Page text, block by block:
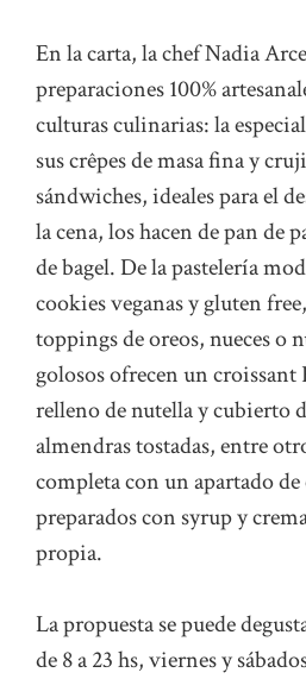
En la carta, la chef Nadia
preparaciones 100%
culturas culinarias: la
sus crêpes de masa fina y
sándwiches, ideales para el
la cena, los hacen de pan de
de bagel. De la pastelería
cookies veganas y gluten
toppings de oreos, nueces o
golosos ofrecen un croissant
relleno de nutella y cubierto
almendras tostadas, entre
completa con un apartado de
preparados con syrup y
propia.
La propuesta se puede
de 8 a 23 hs, viernes y